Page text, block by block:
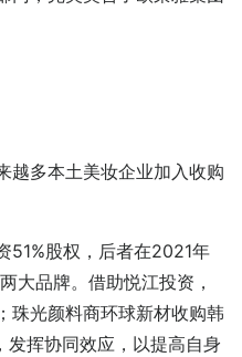
越多本土美妆企业加入收购
51%股权，后者在2021年
大品牌。借助悦江投资，
珠光颜料商环球新材收购韩
挥协同效应，以提高自身